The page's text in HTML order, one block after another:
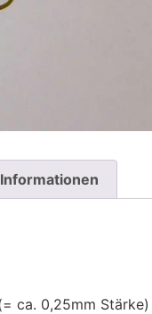
ca. 0,25mm Stärke)